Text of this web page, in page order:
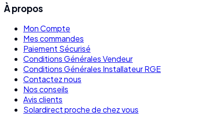
À propos
Mon Compte
Mes commandes
Paiement Sécurisé
Conditions Générales Vendeur
Conditions Générales Installateur RGE
Contactez nous
Nos conseils
Avis clients
Solardirect proche de chez vous